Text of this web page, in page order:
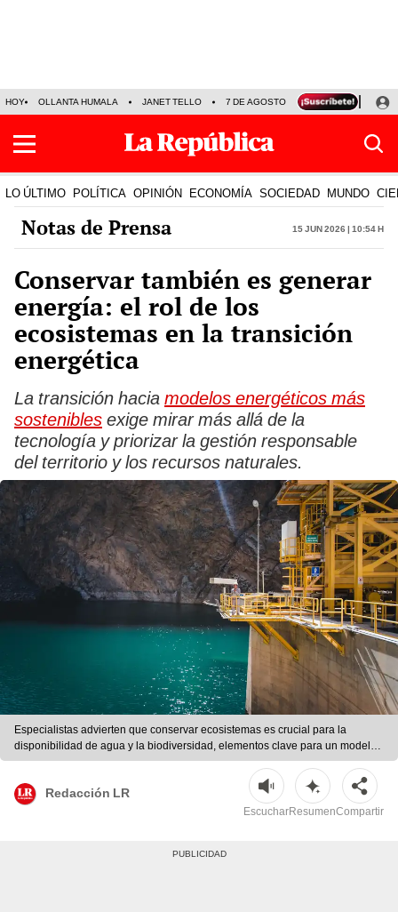
HOY OLLANTA HUMALA JANET TELLO 7 DE AGOSTO TINKA RESULTADOS
LO ÚLTIMO POLÍTICA OPINIÓN ECONOMÍA SOCIEDAD MUNDO
Notas de Prensa 15 Jun 2026 | 10:54 h
Conservar también es generar
energía: el rol de los
ecosistemas en la transición
energética
La transición hacia modelos energéticos más
sostenibles exige mirar más allá de la
tecnología y priorizar la gestión responsable
del territorio y los recursos naturales.
Especialistas advierten que conservar ecosistemas es crucial para la
disponibilidad de agua y la biodiversidad, elementos clave para un modelo
energético sostenible en Perú. Fuente: difusión.
Redacción LR
EscucharResumenCompartir